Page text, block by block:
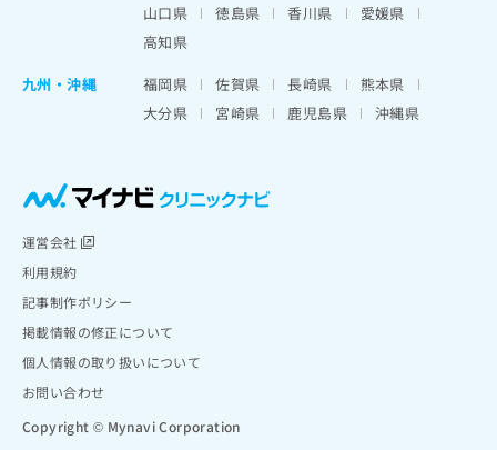
山口県
徳島県 香川県
愛媛県
高知県
九州・沖縄
福岡県 佐賀県 長崎県
熊本県
大分県
宮崎県 鹿児島県 沖縄県
運営会社
利用規約
記事制作ポリシー
掲載情報の修正について
個人情報の取り扱いについて
お問い合わせ
Copyright © Mynavi Corporation